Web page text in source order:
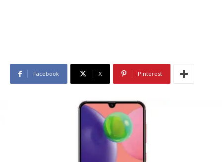
Facebook X Pinterest